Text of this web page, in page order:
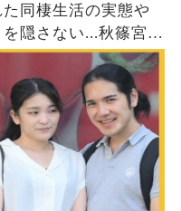
同棲生活の実態や
隠さない...秋篠宮家
の真相や暴露された